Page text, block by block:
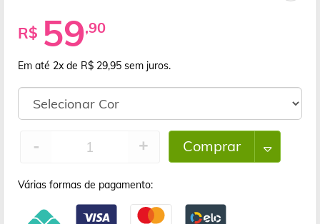
R$ 59,90
Em até 2x de R$ 29,95 sem juros.
- + Comprar
Várias formas de pagamento: